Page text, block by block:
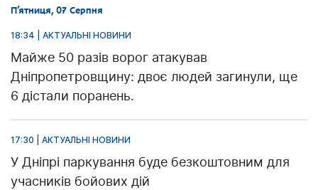
П’ятниця, 07 Серпня
18:34 | АКТУАЛЬНІ НОВИНИ
Майже 50 разів ворог атакував
Дніпропетровщину: двоє людей загинули, ще
6 дістали поранень.
17:30 | АКТУАЛЬНІ НОВИНИ
У Дніпрі паркування буде безкоштовним для
учасників бойових дій